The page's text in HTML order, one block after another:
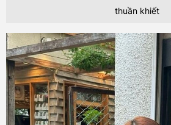
thuần khiết